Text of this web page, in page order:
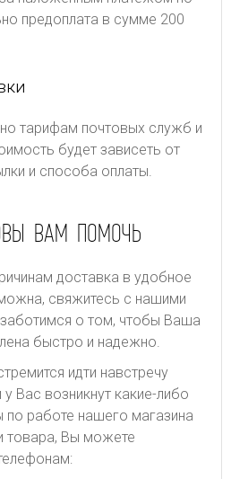
предоплата в сумме 200
тарифам почтовых служб и
будет зависеть от
и способа оплаты.
ВАМ ПОМОЧЬ
доставка в удобное
свяжитесь с нашими
о том, чтобы Ваша
быстро и надежно.
идти навстречу
Вас возникнут какие-либо
работе нашего магазина
товара, Вы можете